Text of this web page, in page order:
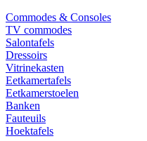
Commodes & Consoles
TV commodes
Salontafels
Dressoirs
Vitrinekasten
Eetkamertafels
Eetkamerstoelen
Banken
Fauteuils
Hoektafels